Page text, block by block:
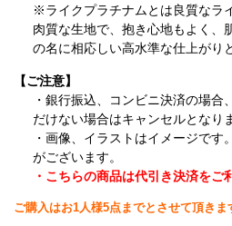
※ライクプラチナムとは良質なラ
肉質な生地で、抱き心地もよく、
の名に相応しい高水準な仕上がり
【ご注意】
・銀行振込、コンビニ決済の場合
だけない場合はキャンセルとなり
・画像、イラストはイメージです
がございます。
・こちらの商品は代引き決済をご
ご購入はお1人様5点までとさせて頂きま